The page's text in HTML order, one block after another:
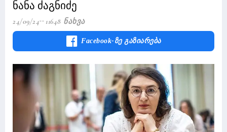
ნანა ძაგნიძე
24/09/24 11648 Ნახვა
Facebook-Ზე Გაზიარება